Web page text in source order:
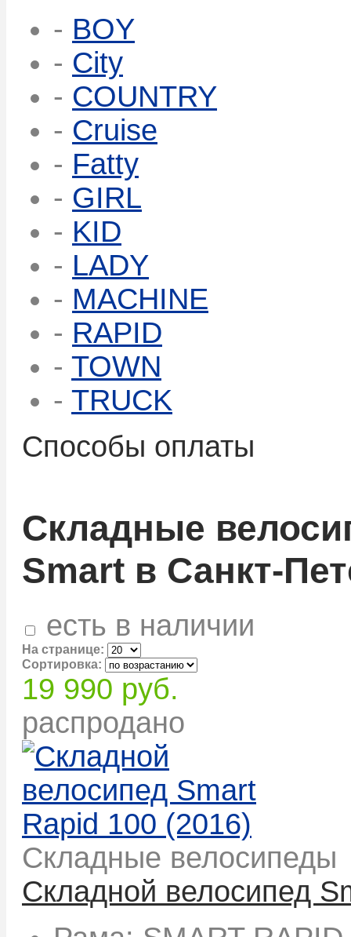
- BOY
- City
- COUNTRY
- Cruise
- Fatty
- GIRL
- KID
- LADY
- MACHINE
- RAPID
- TOWN
- TRUCK
Способы оплаты
Складные
Smart в Санкт-
есть в наличии
На странице:
Сортировка:
19 990 руб.
распродано
Складные велосипеды
Складной велосипед